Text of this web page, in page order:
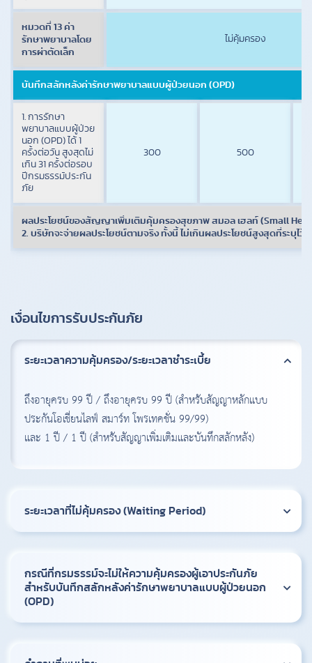
หมวดที่ 13 ค่า
รักษาพยาบาลโดย
การผ่าตัดเล็ก
ไม่คุ้มครอง
บันทึกสลักหลังค่ารักษาพยาบาลแบบผู้ป่วยนอก (OPD)
1. การรักษา
พยาบาลแบบผู้ป่วย
นอก (OPD) ได้ 1
ครั้งต่อวัน สูงสุดไม่
เกิน 31 ครั้งต่อรอบ
ปีกรมธรรม์ประกัน
ภัย
300 500
ผลประโยชน์ของสัญญาเพิ่มเติมคุ้มครองสุขภาพ สมอล เฮลท์ (Small
2. บริษัทจะจ่ายผลประโยชน์ตามจริง ทั้งนี้ ไม่เกินผลประโยชน์สูงสุดที่ระบุไว้ใ
เงื่อนไขการรับประกันภัย
ระยะเวลาความคุ้มครอง/ระยะเวลาชำระเบี้ย
ถึงอายุครบ 99 ปี / ถึงอายุครบ 99 ปี (สำหรับสัญญาหลักแบบ
ประกันโอเชี่ยนไลฟ์ สมาร์ท โพรเทคชั่น 99/99)
และ 1 ปี / 1 ปี (สำหรับสัญญาเพิ่มเติมและบันทึกสลักหลัง)
ระยะเวลาที่ไม่คุ้มครอง (Waiting Period)
กรณีที่กรมธรรม์จะไม่ให้ความคุ้มครองผู้เอาประกันภัย
สำหรับบันทึกสลักหลังค่ารักษาพยาบาลแบบผู้ป่วยนอก
(OPD)